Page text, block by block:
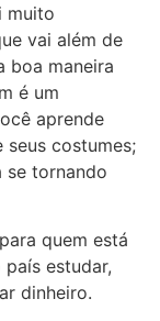
muito
vai além de
boa maneira
é um
aprende
costumes;
se tornando
quem está
estudar,
dinheiro.